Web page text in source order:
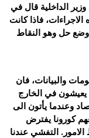
الداخلية قال في
فاذا كانت
وضع حل وهو النقاط
والبيانات، فان
لبنانيون يعيشون في الخارج
وعندما يأتون الى
اذا كان معهم كورونا يفترض
التفشي عندنا